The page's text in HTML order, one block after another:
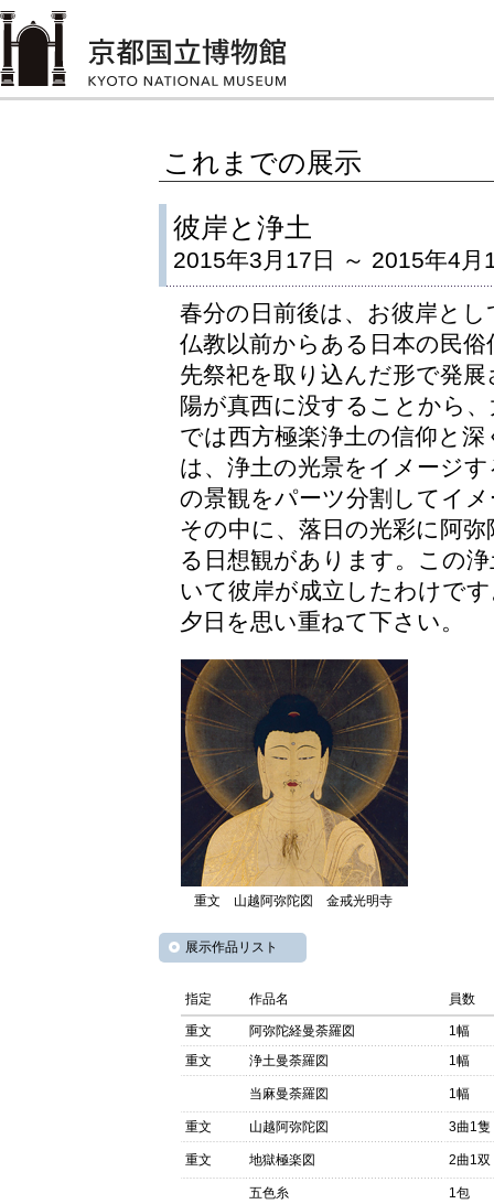
これまでの展示
彼岸と浄土
2015年3月17日 ～ 2015年4月
春分の日前後は、お彼岸と
仏教以前からある日本の民
先祭祀を取り込んだ形で発
陽が真西に没することから
では西方極楽浄土の信仰と
は、浄土の光景をイメージ
の景観をパーツ分割してイ
その中に、落日の光彩に阿
る日想観があります。この
いて彼岸が成立したわけで
夕日を思い重ねて下さい。
重文 山越阿弥陀図 金戒光明寺
展示作品リスト
指定 作品名 員数
重文 阿弥陀経曼荼羅図
1幅
重文
浄土曼荼羅図 1幅
当麻曼荼羅図 1幅
重文 山越阿弥陀図 3曲1隻
重文 地獄極楽図 2曲1双
五色糸 1包